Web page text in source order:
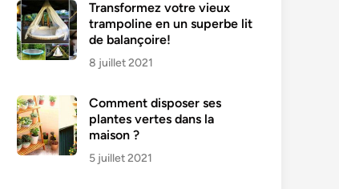
Transformez votre vieux
trampoline en un superbe lit
de balançoire!
8 juillet 2021
Comment disposer ses
plantes vertes dans la
maison ?
5 juillet 2021